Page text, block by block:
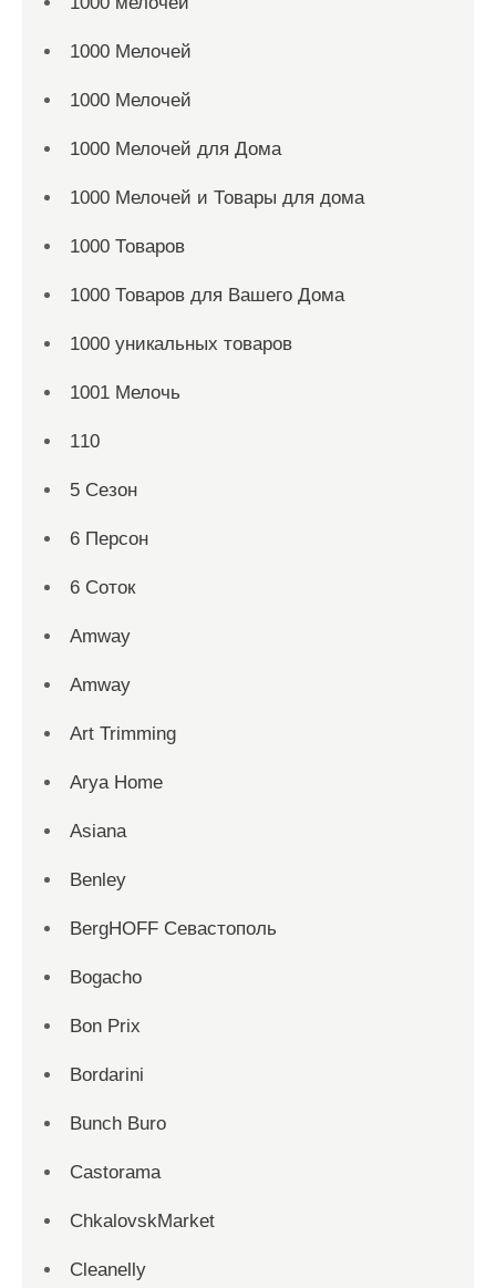
1000 Мелочей
1000 Мелочей
1000 Мелочей для Дома
1000 Мелочей и Товары для дома
1000 Товаров
1000 Товаров для Вашего Дома
1000 уникальных товаров
1001 Мелочь
110
5 Сезон
6 Персон
6 Соток
Amway
Amway
Art Trimming
Arya Home
Asiana
Benley
BergHOFF Севастополь
Bogacho
Bon Prix
Bordarini
Bunch Buro
Castorama
ChkalovskMarket
Cleanelly